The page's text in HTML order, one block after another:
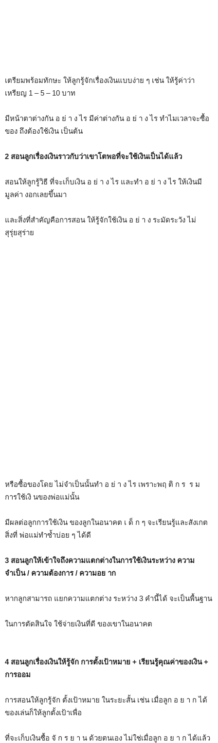
เตรียมพร้อมทักษะ ให้ลูกรู้จักเรื่องเงินแบบง่าย ๆ เช่น ให้รู้ค่าว่า
เหรียญ 1 – 5 – 10 บาท
มีหน้าตาต่างกัน อ ย่ า ง ไร มีค่าต่างกัน อ ย่ า ง ไร ทำไมเวลาจะซื้อ
ของ ถึงต้องใช้เงิน เป็นต้น
2 สอนลูกเรื่องเงินราวกับว่าเขาโตพอที่จะใช้เงินเป็นได้แล้ว
สอนให้ลูกรู้วิธี ที่จะเก็บเงิน อ ย่ า ง ไร และทำ อ ย่ า ง ไร ให้เงินมี
มูลค่า งอกเลยขึ้นมา
และสิ่งที่สำคัญคือการสอน ให้รู้จักใช้เงิน อ ย่ า ง ระมัดระวัง ไม่
สุรุ่ยสุร่าย
หรือซื้อของโดย ไม่จำเป็นนั้นทำ อ ย่ า ง ไร เพราะพฤ ติ ก ร ร ม
การใช้เงิ นของพ่อแม่นั้น
มีผลต่อลูกการใช้เงิน ของลูกในอนาคต เ ด็ ก ๆ จะเรียนรู้และสังเกต
สิ่งที่ พ่อแม่ทำซ้ำบ่อย ๆ ได้ดี
3 สอนลูกให้เข้าใจถึงความแตกต่างในการใช้เงินระหว่าง ความ
จำเป็น / ความต้องการ / ความอย าก
หากลูกสามารถ แยกความแตกต่าง ระหว่าง 3 คำนี้ได้ จะเป็นพื้นฐาน
ในการตัดสินใจ ใช้จ่ายเงินที่ดี ของเขาในอนาคต
4 สอนลูกเรื่องเงินให้รู้จัก การตั้งเป้าหมาย + เรียนรู้คุณค่าของเงิน +
การออม
การสอนให้ลูกรู้จัก ตั้งเป้าหมาย ในระยะสั้น เช่น เมื่อลูก อ ย า ก ได้
ของเล่นก็ให้ลูกตั้งเป้าเพื่อ
ที่จะเก็บเงินซื้อ จั ก ร ย า น ด้วยตนเอง ไม่ใช่เมื่อลูก อ ย า ก ได้แล้ว